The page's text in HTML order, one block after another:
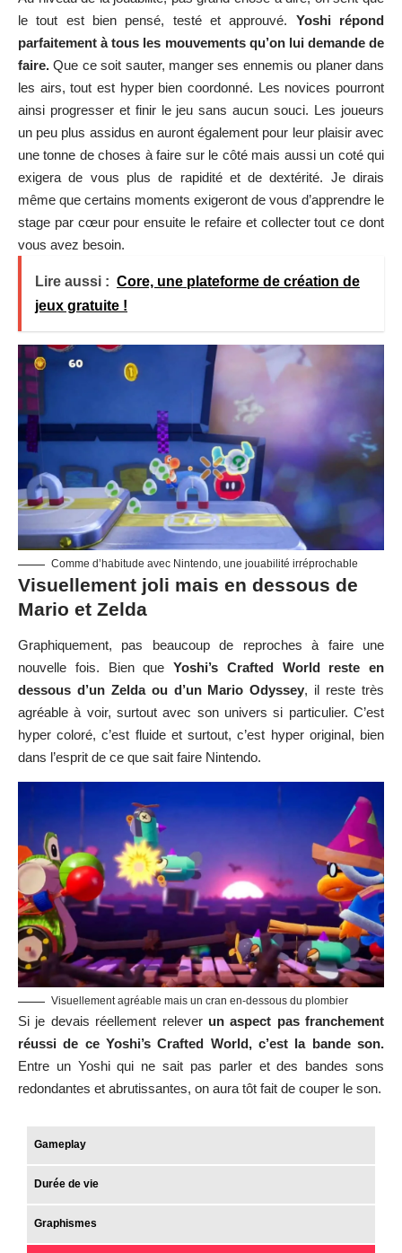
le tout est bien pensé, testé et approuvé. Yoshi répond
parfaitement à tous les mouvements qu’on lui demande de
faire. Que ce soit sauter, manger ses ennemis ou planer dans
les airs, tout est hyper bien coordonné. Les novices pourront
ainsi progresser et finir le jeu sans aucun souci. Les joueurs
un peu plus assidus en auront également pour leur plaisir avec
une tonne de choses à faire sur le côté mais aussi un coté qui
exigera de vous plus de rapidité et de dextérité. Je dirais
même que certains moments exigeront de vous d’apprendre le
stage par cœur pour ensuite le refaire et collecter tout ce dont
vous avez besoin.
Lire aussi : Core, une plateforme de création de
jeux gratuite !
Comme d’habitude avec Nintendo, une jouabilité irréprochable
Visuellement joli mais en dessous de
Mario et Zelda
Graphiquement, pas beaucoup de reproches à faire une
nouvelle fois. Bien que Yoshi’s Crafted World reste en
dessous d’un Zelda ou d’un Mario Odyssey, il reste très
agréable à voir, surtout avec son univers si particulier. C’est
hyper coloré, c’est fluide et surtout, c’est hyper original, bien
dans l’esprit de ce que sait faire Nintendo.
Visuellement agréable mais un cran en-dessous du plombier
Si je devais réellement relever un aspect pas franchement
réussi de ce Yoshi’s Crafted World, c’est la bande son.
Entre un Yoshi qui ne sait pas parler et des bandes sons
redondantes et abrutissantes, on aura tôt fait de couper le son.
Gameplay
Durée de vie
Graphismes